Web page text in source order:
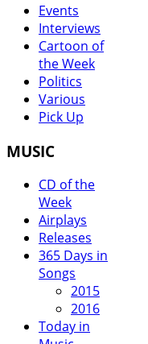
Events
Interviews
Cartoon of
the Week
Politics
Various
Pick Up
MUSIC
CD of the
Week
Airplays
Releases
365 Days in
Songs
2015
2016
Today in